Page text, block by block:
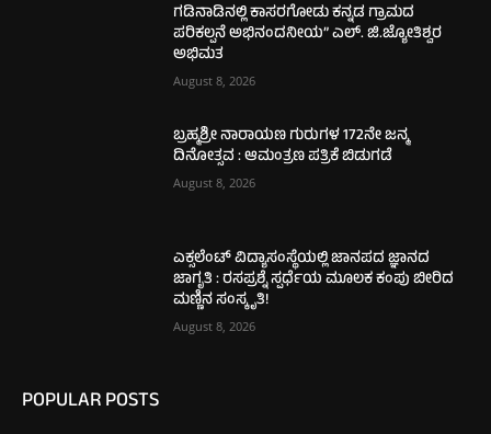
ಗಡಿನಾಡಿನಲ್ಲಿ ಕಾಸರಗೋಡು ಕನ್ನಡ ಗ್ರಾಮದ
ಪರಿಕಲ್ಪನೆ ಅಭಿನಂದನೀಯ” ಎಲ್. ಜಿ.ಜ್ಯೋತಿಶ್ವರ
ಅಭಿಮತ
August 8, 2026
ಬ್ರಹ್ಮಶ್ರೀ ನಾರಾಯಣ ಗುರುಗಳ 172ನೇ ಜನ್ಮ
ದಿನೋತ್ಸವ : ಆಮಂತ್ರಣ ಪತ್ರಿಕೆ ಬಿಡುಗಡೆ
August 8, 2026
ಎಕ್ಸಲೆಂಟ್ ವಿದ್ಯಾಸಂಸ್ಥೆಯಲ್ಲಿ ಜಾನಪದ ಜ್ಞಾನದ
ಜಾಗೃತಿ : ರಸಪ್ರಶ್ನೆ ಸ್ಪರ್ಧೆಯ ಮೂಲಕ ಕಂಪು ಬೀರಿದ
ಮಣ್ಣಿನ ಸಂಸ್ಕೃತಿ!
August 8, 2026
POPULAR POSTS